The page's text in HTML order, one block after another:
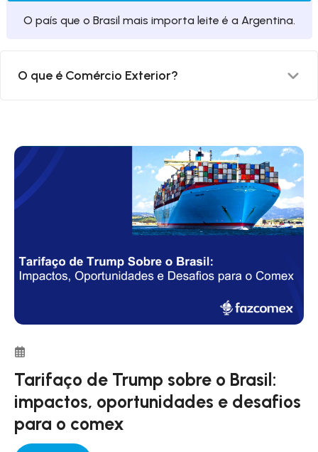
O país que o Brasil mais importa leite é a Argentina.
O que é Comércio Exterior?
de produtos, é a Importação e quando falamos em
vendas de produtos, é a exportação, cada um deles,
engloba uma série de procedimentos.
Tarifaço de Trump sobre o Brasil:
impactos, oportunidades e desafios
para o comex